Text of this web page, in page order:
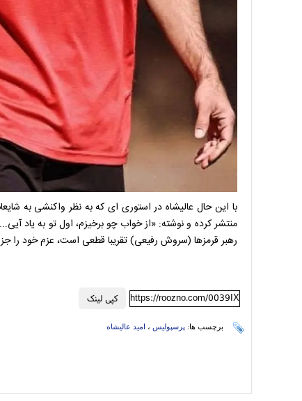
با این حال عالیشاه در استوری ای که به نظر واکنشی به
منتشر کرده و نوشته: «از خواب چو برخیزم، اول تو به یاد
رهبر قرمزها (سروش رفیعی) تقریبا قطعی است، عزم خود را
کپی لینک https://roozno.com/0039IX
برچسب ها: پرسپولیس ، امید عالیشاه